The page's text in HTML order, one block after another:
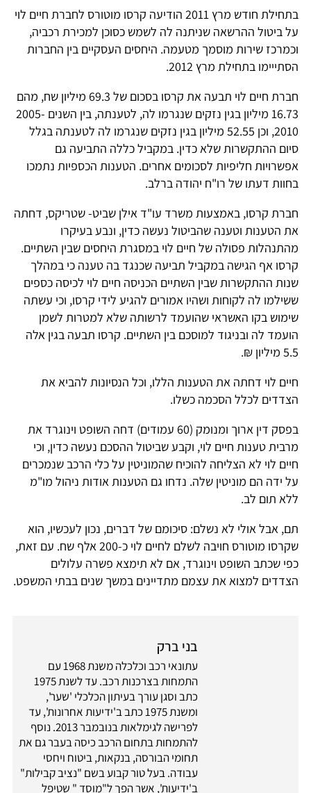
בתחילת חודש מרץ 2011 הודיעה קרסו מוטורס לחברת חיים לוי
על ביטול ההרשאה שניתנה לה לשמש כסוכן למכירת רכביה,
וכמרכז שירות מוסמך מטעמה. היחסים העסקיים בין החברות
הסתייימו בתחילת מרץ 2012.
חברת חיים לוי תבעה את קרסו בסכום של 69.3 מיליון שח, מהם
16.73 מיליון בגין נזקים שנגרמו לה, לטענתה, בין השנים 2005-
2010, וכן 52.55 מיליון בגין נזקים שנגרמו לה לטענתה בגלל
סיום ההתקשרות שלא כדין. במקביל כללה התביעה גם
אפשרויות חליפיות לסכומים אחרים. הטענות הכספיות נתמכו
בחוות דעתו של רו"ח יהודה ברלב.
חברת קרסו, באמצעות משרד עו"ד אילן שביט- שטריקס, דחתה
את הטענות וטענה שהביטול נעשה כדין, ונבע בעיקרו
מהתנהלות פסולה של חיים לוי במסגרת היחסים שבין השתיים.
קרסו אף הגישה במקביל תביעה שכנגד בה טענה כי במהלך
שנות ההתקשרות שבין השתיים הכניסה חיים לוי לכיסה כספים
ששילמו לה לקוחות ושהיו אמורים להגיע לידי קרסו, וכי עשתה
שימוש בקו האשראי שהועמד לרשותה שלא למטרות לשמן
הועמד לה ובניגוד למוסכם בין השתיים. קרסו תבעה בגין אלה
5.5 מיליון ₪.
חיים לוי דחתה את הטענות הללו, וכל הנסיונות להביא את
הצדדים לכלל הסכמה כשלו.
בפסק דין ארוך ומנומק (60 עמודים) דחה השופט וינוגרד את
מרבית טענות חיים לוי, וקבע שביטול ההסכם נעשה כדין, וכי
חיים לוי לא הצליחה להוכיח שהמוניטין על כלי הרכב שנמכרים
על ידה הם מוניטין שלה. נדחו גם הטענות אודות ניהול מו"מ
ללא תום לב.
תם, אבל אולי לא נשלם: סיכומם של דברים, נכון לעכשיו, הוא
שקרסו מוטורס חויבה לשלם לחיים לוי כ-200 אלף שח. עם זאת,
כפי שכתב השופט וינוגרד, אם לא תימצא פשרה עלולים
הצדדים למצוא את עצמם מתדיינים במשך שנים בבתי המשפט.
בני ברק
עתונאי רכב וכלכלה משנת 1968 עם
התמחות בצרכנות רכב. עד לשנת 1975
כתב וסגן עורך בעיתון הכלכלי 'שער',
ומשנת 1975 כתב ב'ידיעות אחרונות', עד
לפרישה לגימלאות בנובמבר 2013. נוסף
להתמחות בתחום הרכב כיסה בעבר גם את
תחומי הבורסה, בנקאות, ביטוח ויחסי
עבודה. בעל טור קבוע בשם "נציב קבילות"
ב'ידיעות', אשר הפך ל"מוסד " שטיפל